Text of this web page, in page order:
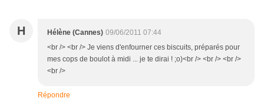
H Hélène (Cannes) 09/06/2011 07:44
<br /> <br /> Je viens d'enfourner ces biscuits, préparés pour
mes cops de boulot à midi ... je te dirai ! ;o)<br /> <br /> <br />
<br />
Répondre